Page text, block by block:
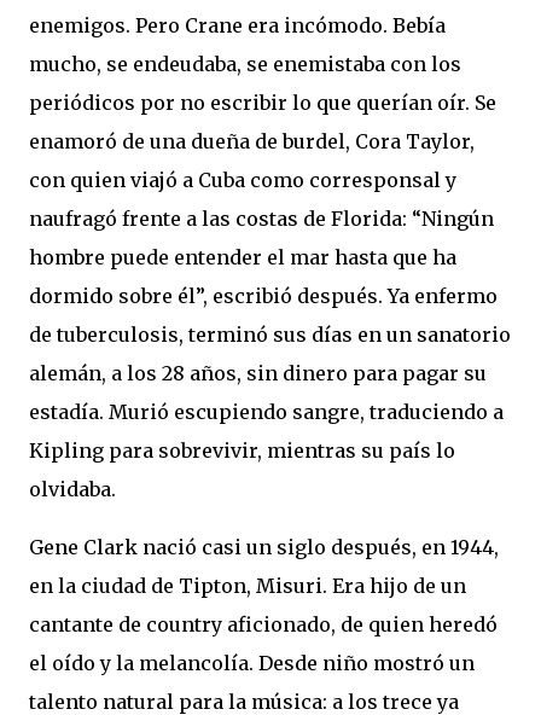
enemigos. Pero Crane era incómodo. Bebía
mucho, se endeudaba, se enemistaba con los
periódicos por no escribir lo que querían oír. Se
enamoró de una dueña de burdel, Cora Taylor,
con quien viajó a Cuba como corresponsal y
naufragó frente a las costas de Florida: “Ningún
hombre puede entender el mar hasta que ha
dormido sobre él”, escribió después. Ya enfermo
de tuberculosis, terminó sus días en un sanatorio
alemán, a los 28 años, sin dinero para pagar su
estadía. Murió escupiendo sangre, traduciendo a
Kipling para sobrevivir, mientras su país lo
olvidaba.
Gene Clark nació casi un siglo después, en 1944,
en la ciudad de Tipton, Misuri. Era hijo de un
cantante de country aficionado, de quien heredó
el oído y la melancolía. Desde niño mostró un
talento natural para la música: a los trece ya